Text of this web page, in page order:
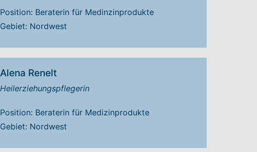
Position: Beraterin für Medinzinprodukte
Gebiet: Nordwest
Alena Renelt
Heilerziehungspflegerin
Position: Beraterin für Medizinprodukte
Gebiet: Nordwest